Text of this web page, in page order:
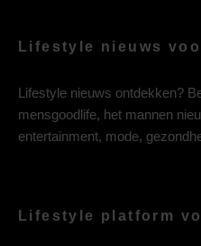
Lifestyle nieuws
Lifestyle nieuws ontdekken?
mensgoodlife, het mannen
entertainment, mode,
Lifestyle platform